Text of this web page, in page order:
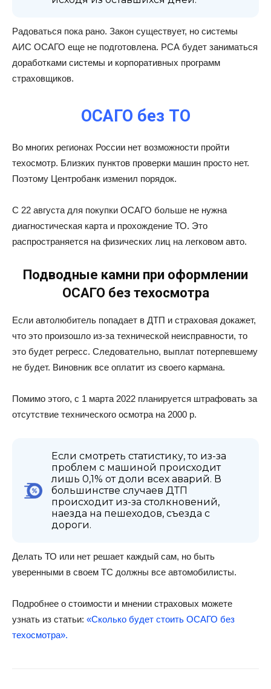
Радоваться пока рано. Закон существует, но системы
АИС ОСАГО еще не подготовлена. РСА будет заниматься
доработками системы и корпоративных программ
страховщиков.
ОСАГО без ТО
Во многих регионах России нет возможности пройти
техосмотр. Близких пунктов проверки машин просто нет.
Поэтому Центробанк изменил порядок.
С 22 августа для покупки ОСАГО больше не нужна
диагностическая карта и прохождение ТО. Это
распространяется на физических лиц на легковом авто.
Подводные камни при оформлении
ОСАГО без техосмотра
Если автолюбитель попадает в ДТП и страховая докажет,
что это произошло из-за технической неисправности, то
это будет регресс. Следовательно, выплат потерпевшему
не будет. Виновник все оплатит из своего кармана.
Помимо этого, с 1 марта 2022 планируется штрафовать за
отсутствие технического осмотра на 2000 р.
Если смотреть статистику, то из-за
проблем с машиной происходит
лишь 0,1% от доли всех аварий. В
большинстве случаев ДТП
происходит из-за столкновений,
наезда на пешеходов, съезда с
дороги.
Делать ТО или нет решает каждый сам, но быть
уверенными в своем ТС должны все автомобилисты.
Подробнее о стоимости и мнении страховых можете
узнать из статьи: «Сколько будет стоить ОСАГО без
техосмотра».